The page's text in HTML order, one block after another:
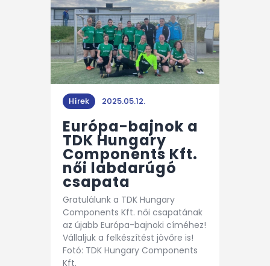
Hírek 2025.05.12.
Európa-bajnok a
TDK Hungary
Components Kft.
női labdarúgó
csapata
Gratulálunk a TDK Hungary
Components Kft. női csapatának
az újabb Európa-bajnoki címéhez!
Vállaljuk a felkészítést jövőre is!
Fotó: TDK Hungary Components
Kft.